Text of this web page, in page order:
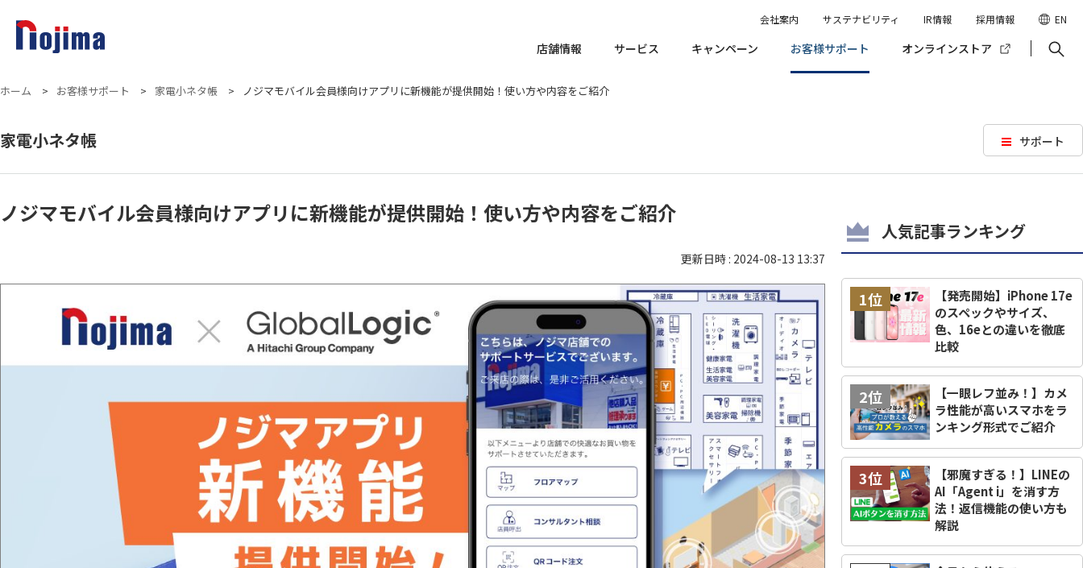
店舗情報 サービス キャンペーン お客様サポート オンラインストア
会社案内 サステナビリティ IR情報 採用情報 EN
ホーム > お客様サポート > 家電小ネタ帳 > ノジマモバイル会員様向けアプリに新機能が提供開始！使い方や内容をご紹介
サポート
家電小ネタ帳
ノジマモバイル会員様向けアプリに新機能が提供開始！使い方や内容をご紹介
更新日時 : 2024-08-13 13:37
人気記事ランキング
1位
【発売開始】iPhone 17e
のスペックやサイズ、
色、16eとの違いを徹底
比較
2位
【一眼レフ並み！】カメ
ラ性能が高いスマホをラ
ンキング形式でご紹介
3位
【邪魔すぎる！】LINEの
AI「Agent i」を消す方
法！返信機能の使い方も
解説